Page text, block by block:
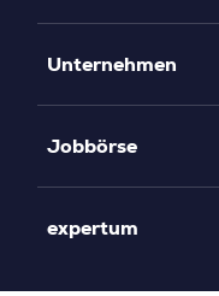
Unternehmen
Jobbörse
expertum